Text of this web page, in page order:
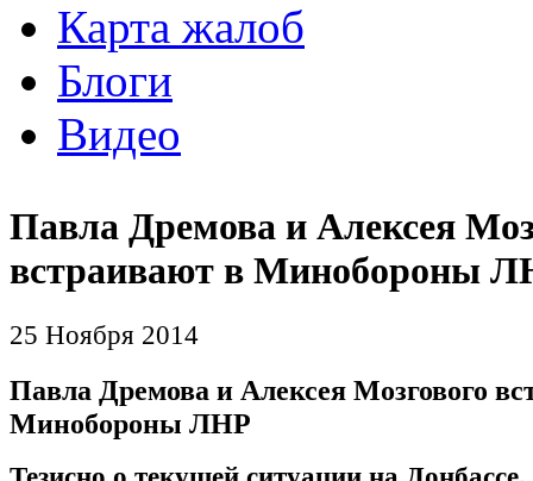
Карта жалоб
Блоги
Видео
Павла Дремова и Алексея
встраивают в Минобороны
25 Ноября 2014
Павла Дремова и Алексея Мозгового
Минобороны ЛНР